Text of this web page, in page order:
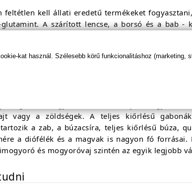
feltétlen kell állati eredetű termékeket
A szárított lencse, a borsó és a bab -
a sárgarépa és a kelbimbó is.
a glutamin egyik fő forrása. A tojás – legyen
vagy a zöldségek. A teljes kiőrlésű
a zab, a búzacsíra, teljes kiőrlésű búza,
a diófélék és a magvak is nagyon fó
és mogyoróvaj szintén az egyik legjobb
kat használ. Szélesebb körű funkcionalitáshoz (marketing,